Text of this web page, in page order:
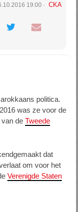
19:00 CKA
politica.
was ze voor de
van de Tweede
dat
om voor het
Verenigde Staten